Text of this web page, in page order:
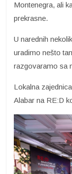
Montenegra, ali
prekrasne.
U narednih
uradimo nešto
razgovaramo sa
Lokalna
Alabar na RE:D